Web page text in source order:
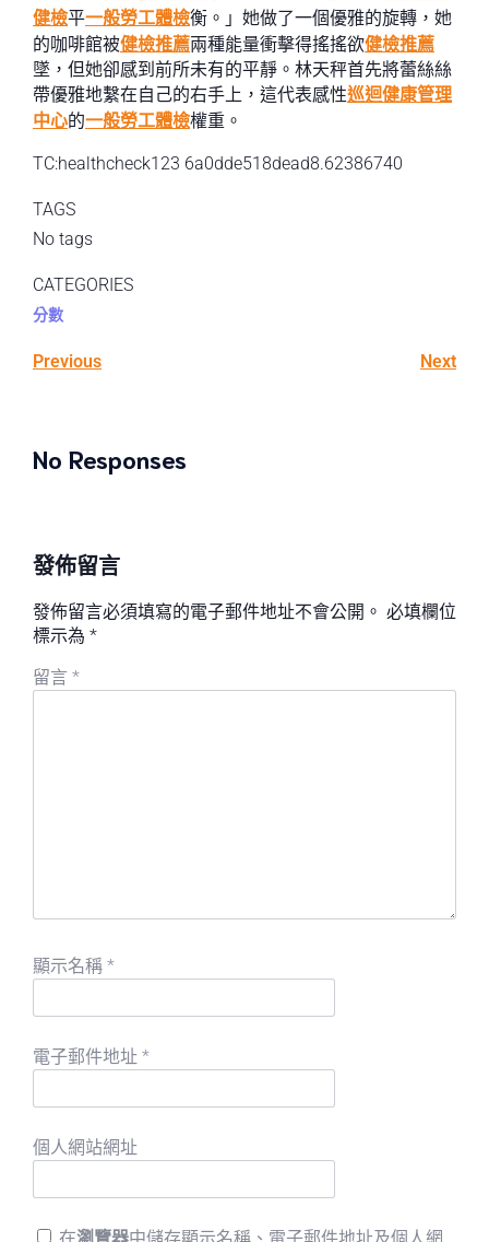
健檢平一般勞工體檢衡。」她做了一個優雅的旋轉，她
的咖啡館被健檢推薦兩種能量衝擊得搖搖欲健檢推薦
墜，但她卻感到前所未有的平靜。林天秤首先將蕾絲絲
帶優雅地繫在自己的右手上，這代表感性巡迴健康管理
中心的一般勞工體檢權重。
TC:healthcheck123 6a0dde518dead8.62386740
TAGS
No tags
CATEGORIES
分數
Previous Next
No Responses
發佈留言
發佈留言必須填寫的電子郵件地址不會公開。 必填欄位
標示為 *
留言 *
顯示名稱 *
電子郵件地址 *
個人網站網址
在瀏覽器中儲存顯示名稱、電子郵件地址及個人網